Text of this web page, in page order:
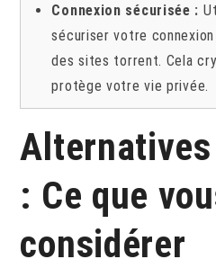
Connexion sécurisée :
sécuriser votre
des sites torrent. Cela
protège votre vie privée.
: Ce que
considérer